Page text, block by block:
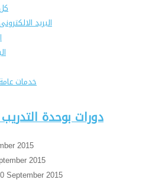
البريد
خدمات
دورات بوحدة
2015
2015
September 2015